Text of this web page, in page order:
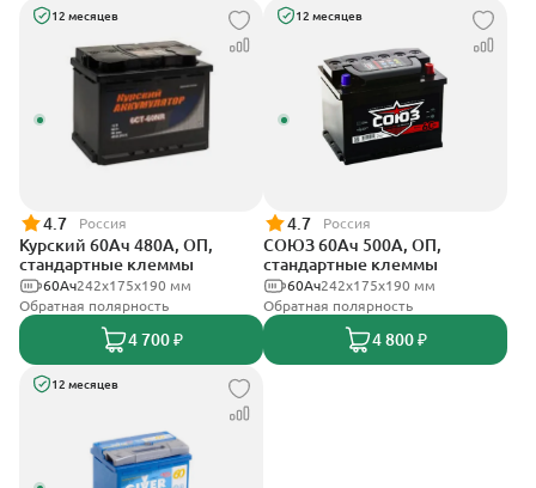
12 месяцев
4.7 Россия
Курский 60Ач 480А, ОП,
стандартные клеммы
242x175x190 мм
60Ач
Обратная полярность
4 700 ₽
12 месяцев
4.7 Россия
СОЮЗ 60Ач 500А, ОП,
стандартные клеммы
242x175x190 мм
60Ач
Обратная полярность
4 800 ₽
12 месяцев